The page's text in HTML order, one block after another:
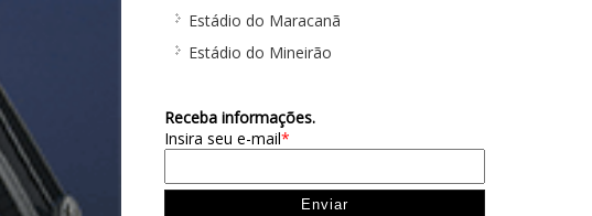
Estádio do Maracanã
Estádio do Mineirão
Receba informações.
Insira seu e-mail*